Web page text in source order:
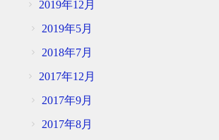
2019年12月
2019年5月
2018年7月
2017年12月
2017年9月
2017年8月